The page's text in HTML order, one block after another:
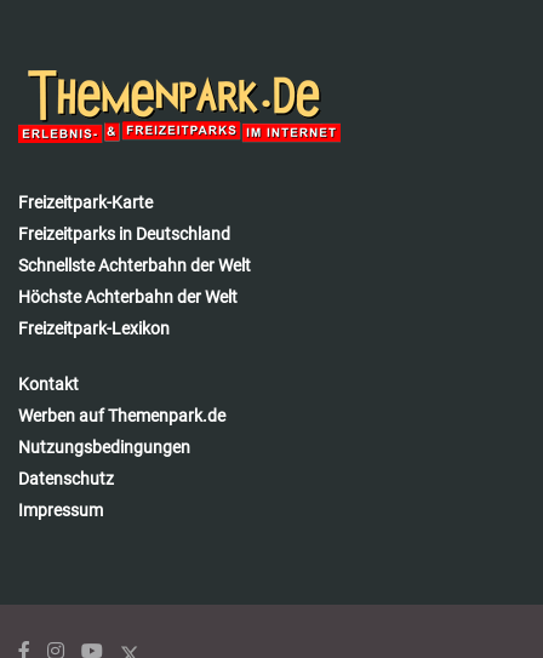
Freizeitpark-Karte
Freizeitparks in Deutschland
Schnellste Achterbahn der Welt
Höchste Achterbahn der Welt
Freizeitpark-Lexikon
Kontakt
Werben auf Themenpark.de
Nutzungsbedingungen
Datenschutz
Impressum